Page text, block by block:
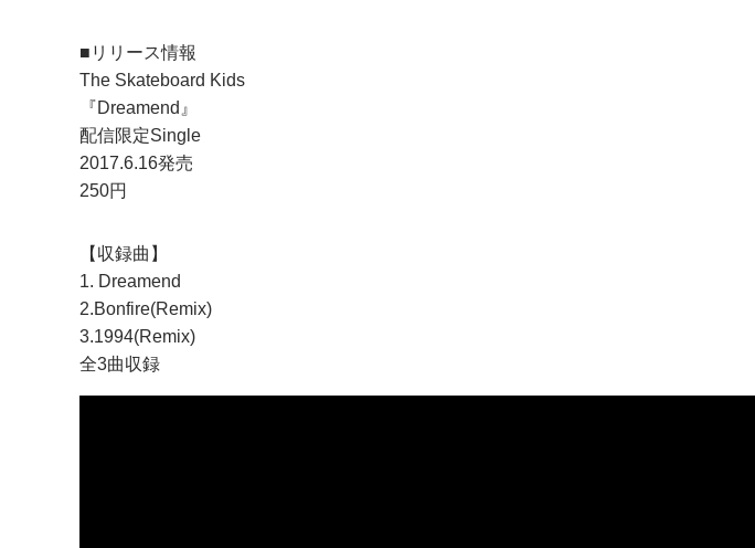
■リリース情報
The Skateboard Kids
『Dreamend』
配信限定Single
2017.6.16発売
250円
【収録曲】
1. Dreamend
2.Bonfire(Remix)
3.1994(Remix)
全3曲収録